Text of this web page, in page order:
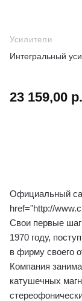
Усилители
Интегральный
23 159,00 р.
Официальный
href="http://
Свои первые
1970 году,
в фирму своего
Компания
катушечных